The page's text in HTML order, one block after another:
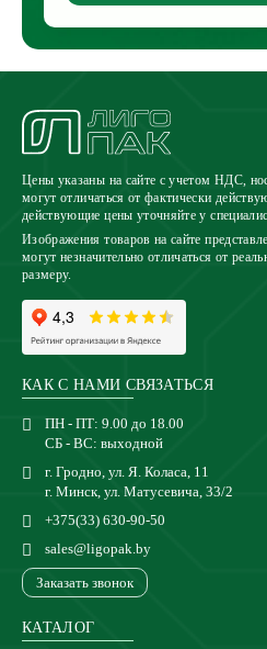
Цены указаны на сайте с учетом НДС,
могут отличаться от фактически
действующие цены уточняйте у
Изображения товаров на сайте
могут незначительно отличаться от
размеру.
КАК С НАМИ СВЯЗАТЬСЯ
ПН - ПТ: 9.00 до 18.00
СБ - ВС: выходной
г. Гродно, ул. Я. Коласа, 11
г. Минск, ул. Матусевича, 33/2
+375(33) 630-90-50
sales@ligopak.by
Заказать звонок
КАТАЛОГ